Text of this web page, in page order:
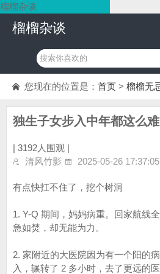
榴榴杂谈
榴榴杂谈
您现在的位置是： 首页 > 榴榴无
独生子女步入中年都这么
| 3192人围观 |
清风竹影
2025-05-26 17:37:05
有点快扛不住了，挖个树洞
1. Y-Q 期间，妈妈病重。回家航线
急如焚，却无能为力。
2. 家附近的大医院因为有一个阳的
入，辗转了 2 多小时，去了更远的